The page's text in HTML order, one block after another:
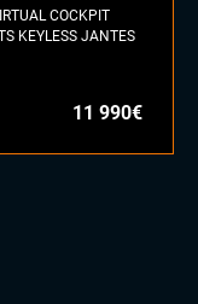
COCKPIT
KEYLESS JANTES
11 990€